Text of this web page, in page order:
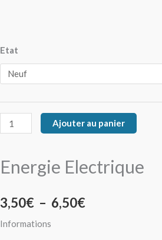
Etat
Ajouter au panier
Energie Electrique
3,50€ – 6,50€
Informations